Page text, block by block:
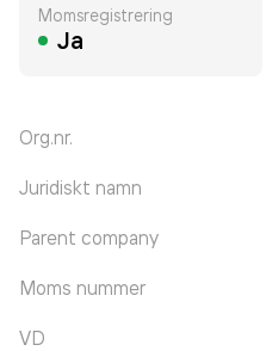
Momsregistrering
Ja
Org.nr.
Juridiskt namn
Parent company
Moms nummer
VD